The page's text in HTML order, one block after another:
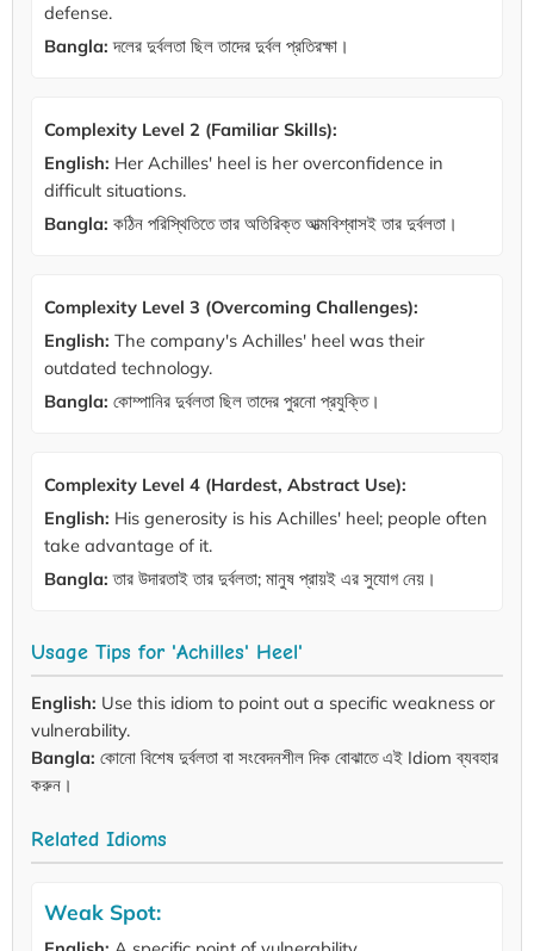
defense.
Bangla: দলের দুর্বলতা ছিল তাদের দুর্বল প্রতিরক্ষা।
Complexity Level 2 (Familiar Skills):
English: Her Achilles' heel is her overconfidence in
difficult situations.
Bangla: কঠিন পরিস্থিতিতে তার অতিরিক্ত আত্মবিশ্বাসই তার দুর্বলতা।
Complexity Level 3 (Overcoming Challenges):
English: The company's Achilles' heel was their
outdated technology.
Bangla: কোম্পানির দুর্বলতা ছিল তাদের পুরনো প্রযুক্তি।
Complexity Level 4 (Hardest, Abstract Use):
English: His generosity is his Achilles' heel; people often
take advantage of it.
Bangla: তার উদারতাই তার দুর্বলতা; মানুষ প্রায়ই এর সুযোগ নেয়।
Usage Tips for 'Achilles' Heel'
English: Use this idiom to point out a specific weakness or
vulnerability.
Bangla: কোনো বিশেষ দুর্বলতা বা সংবেদনশীল দিক বোঝাতে এই Idiom ব্যবহার
করুন।
Related Idioms
Weak Spot: